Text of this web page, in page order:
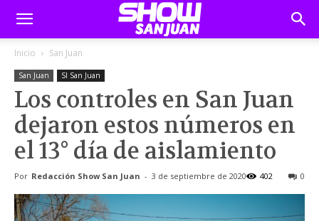
Inicio San Juan
San Juan SI San Juan
Los controles en San Juan
dejaron estos números en
el 13° día de aislamiento
Por Redacción Show San Juan - 3 de septiembre de 2020 0
402